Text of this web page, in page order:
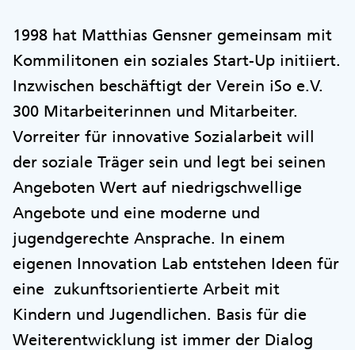
1998 hat Matthias Gensner gemeinsam mit
Kommilitonen ein soziales Start-Up initiiert.
Inzwischen beschäftigt der Verein iSo e.V.
300 Mitarbeiterinnen und Mitarbeiter.
Vorreiter für innovative Sozialarbeit will
der soziale Träger sein und legt bei seinen
Angeboten Wert auf niedrigschwellige
Angebote und eine moderne und
jugendgerechte Ansprache. In einem
eigenen Innovation Lab entstehen Ideen für
eine zukunftsorientierte Arbeit mit
Kindern und Jugendlichen. Basis für die
Weiterentwicklung ist immer der Dialog